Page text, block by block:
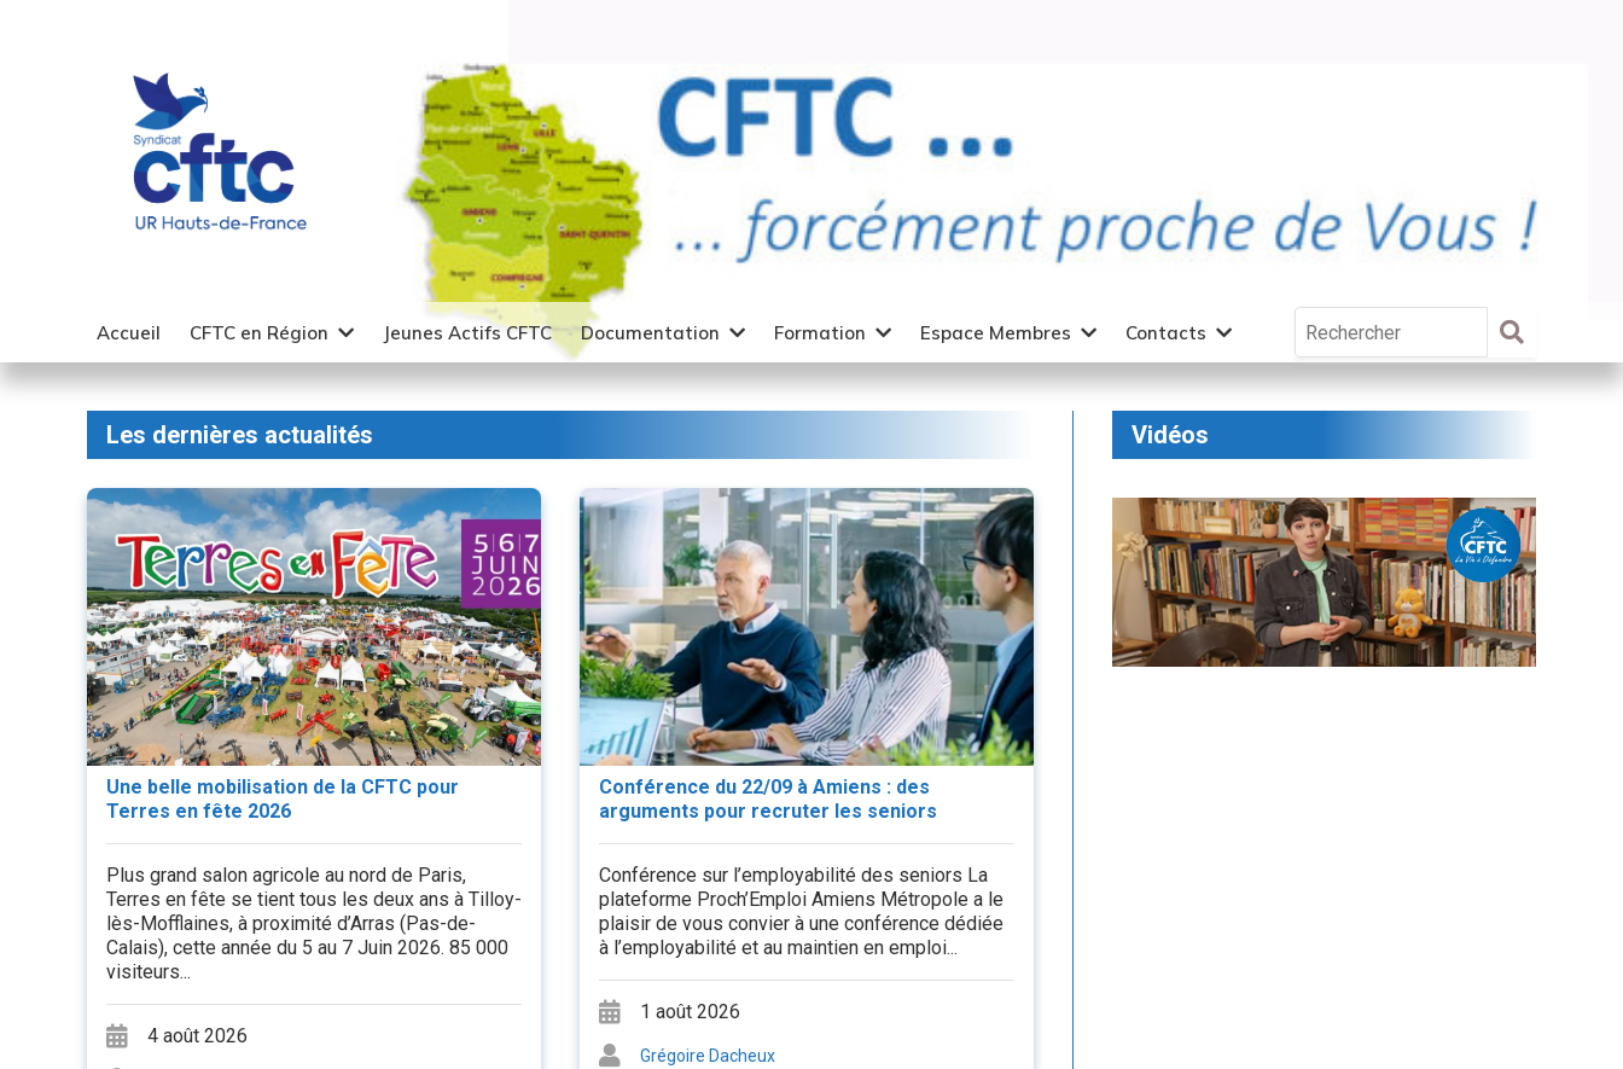
Accueil CFTC en Région Jeunes Actifs CFTC Documentation Formation Espace Membres Contacts
Les dernières actualités
Une belle mobilisation de la CFTC pour
Terres en fête 2026
Plus grand salon agricole au nord de Paris,
Terres en fête se tient tous les deux ans à Tilloy-
lès-Mofflaines, à proximité d’Arras (Pas-de-
Calais), cette année du 5 au 7 Juin 2026. 85 000
visiteurs...
4 août 2026
Conférence du 22/09 à Amiens : des
arguments pour recruter les seniors
Conférence sur l’employabilité des seniors La
plateforme Proch’Emploi Amiens Métropole a le
plaisir de vous convier à une conférence dédiée
à l’employabilité et au maintien en emploi...
1 août 2026
Grégoire Dacheux
Vidéos